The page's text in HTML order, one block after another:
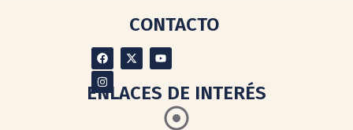
CONTACTO
ENLACES DE INTERÉS